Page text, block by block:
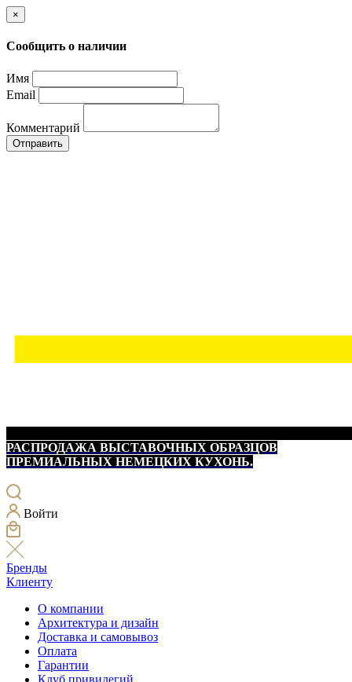
×
Сообщить о наличии
Имя
Email
Комментарий
Отправить
РАСПРОДАЖА ВЫСТАВОЧНЫХ ОБРАЗЦОВ
ПРЕМИАЛЬНЫХ НЕМЕЦКИХ КУХОНЬ.
Войти
Бренды
Клиенту
О компании
Архитектура и дизайн
Доставка и самовывоз
Оплата
Гарантии
Клуб привилегий